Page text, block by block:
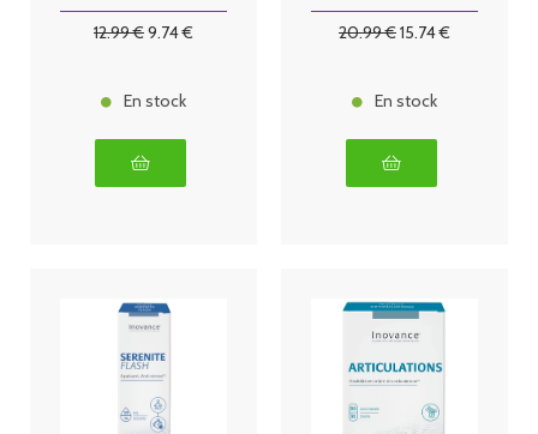
12.99€9.74€
En stock
20.99€15.74€
En stock